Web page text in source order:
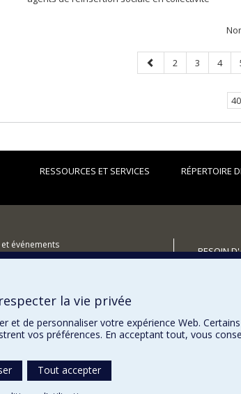
Page
précédente
Page
2 Page
3 Page
4
RESSOURCES ET SERVICES RÉPERTOIRE
événements
BESOIN
la vie privée
et de personnaliser votre expérience Web.
vos préférences. En acceptant tout, vous
Tout accepter